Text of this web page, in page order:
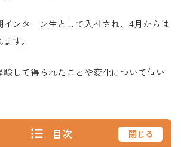
ンターン生として入社され、4月からは
す。
して得られたことや変化について伺い
目次 閉じる